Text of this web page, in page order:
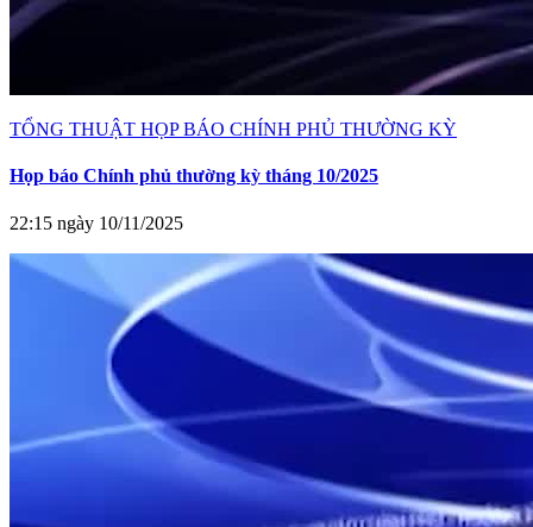
TỔNG THUẬT HỌP BÁO CHÍNH PHỦ THƯỜNG KỲ
Họp báo Chính phủ thường kỳ tháng 10/2025
22:15 ngày 10/11/2025